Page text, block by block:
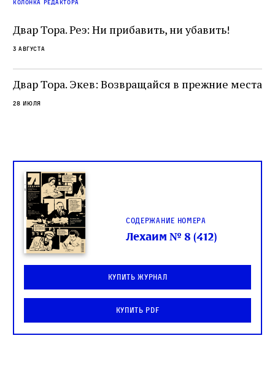
колонка редактора
Двар Тора. Реэ: Ни прибавить, ни убавить!
3 августа
Двар Тора. Экев: Возвращайся в прежние места
28 июля
Содержание номера
Лехаим № 8 (412)
Купить журнал
Купить PDF